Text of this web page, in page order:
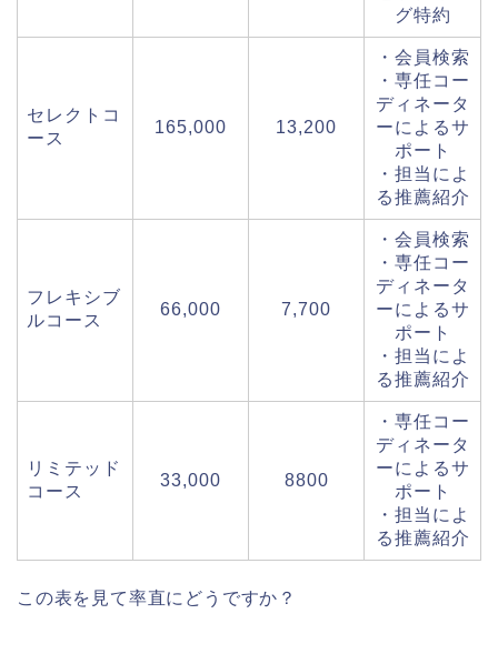
グ特約
セレクトコ
ース
165,000 13,200
・会員検索
・専任コー
ディネータ
ーによるサ
ポート
・担当によ
る推薦紹介
フレキシブ
ルコース
66,000 7,700
・会員検索
・専任コー
ディネータ
ーによるサ
ポート
・担当によ
る推薦紹介
リミテッド
コース
33,000 8800
・専任コー
ディネータ
ーによるサ
ポート
・担当によ
る推薦紹介
この表を見て率直にどうですか？